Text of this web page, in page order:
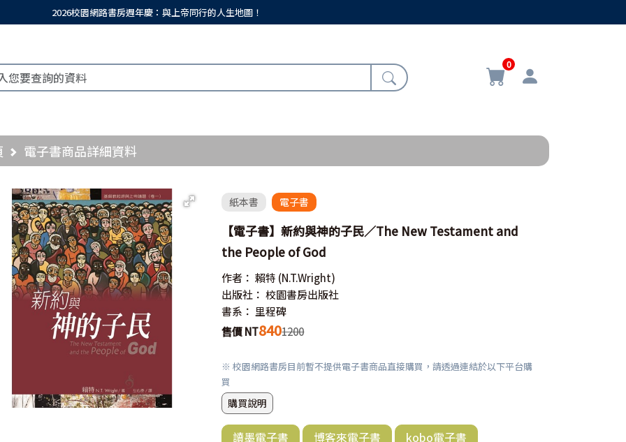
2026校園網路書房週年慶：與上帝同行的人生地圖！
0
電子書商品詳細資料
紙本書 電子書
【電子書】新約與神的子民／The New Testament and
the People of God
作者： 賴特 (N.T.Wright)
出版社： 校園書房出版社
書系： 里程碑
售價 NT8401200
※ 校園網路書房目前暫不提供電子書商品直接購買，請透過連結於以下平台購
買
購買說明
讀墨電子書 博客來電子書
kobo電子書